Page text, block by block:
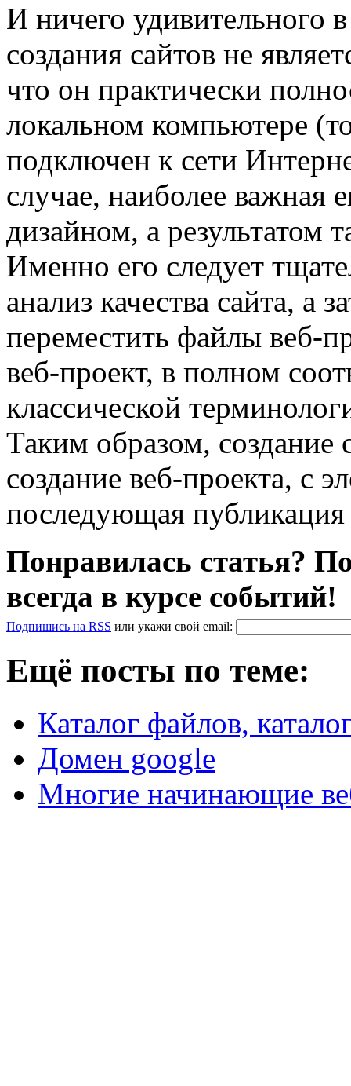
И ничего удивительного
создания сайтов не
что он практически
локальном компьютере
подключен к сети
случае, наиболее важная
дизайном, а результатом
Именно его следует
анализ качества сайта, а
переместить файлы веб-
веб-проект, в полном
классической
Таким образом, создание
создание веб-проекта, с
последующая
Понравилась статья?
всегда в курсе событий!
Подпишись на RSS или укажи свой email:
Ещё посты по теме:
Каталог файлов,
Домен google
Многие начинающие